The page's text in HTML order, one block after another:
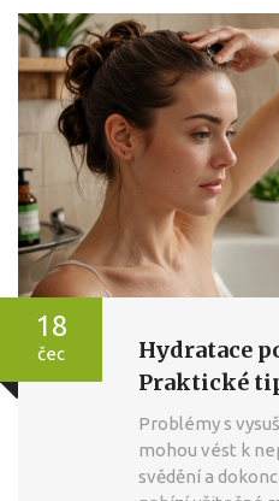
18
čec
Hydratace
Praktické
Problémy s
mohou vést k
svědění a